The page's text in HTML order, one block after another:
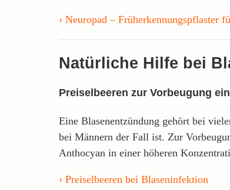
Neuropad – Früherkennungspflaster
Natürliche Hilfe bei
Preiselbeeren zur Vorbeugung
Eine Blasenentzündung gehört bei
bei Männern der Fall ist. Zur
Anthocyan in einer höheren
Preiselbeeren bei Blaseninfektion